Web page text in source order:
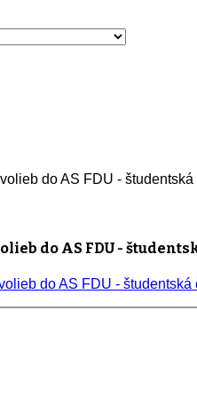
do AS FDU -
do AS FDU -
do AS FDU - študentská